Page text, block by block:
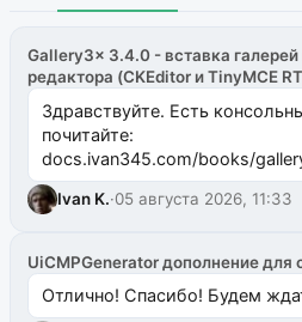
Gallery3x 3.4.0 - вставка галерей
редактора (CKEditor и TinyMCE
Здравствуйте. Есть
почитайте:
docs.ivan345.com/books/
ms2galleryphp
Ivan K.·05 августа 2026, 11:33
UiCMPGenerator дополнение для
Отлично! Спасибо! Будем